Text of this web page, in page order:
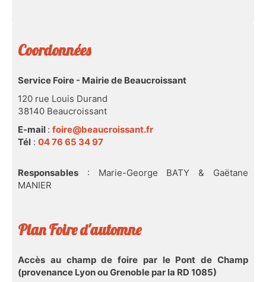
Coordonnées
Service Foire - Mairie de Beaucroissant
120 rue Louis Durand
38140 Beaucroissant
E-mail : foire@beaucroissant.fr
Tél : 04 76 65 34 97
Responsables : Marie-George BATY & Gaëtane
MANIER
Plan Foire d'automne
Accès au champ de foire par le Pont de Champ
(provenance Lyon ou Grenoble par la RD 1085)